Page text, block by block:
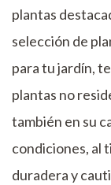
plantas
selección de
para tu jardín,
plantas no
también en su
condiciones, al
duradera y